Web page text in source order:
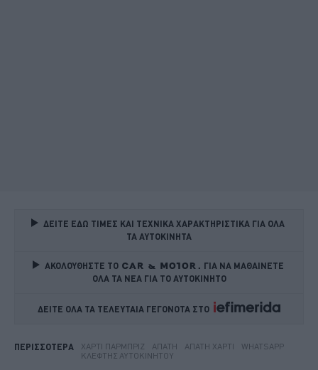
ΔΕΙΤΕ ΕΔΩ ΤΙΜΕΣ ΚΑΙ ΤΕΧΝΙΚΑ ΧΑΡΑΚΤΗΡΙΣΤΙΚΑ ΓΙΑ ΟΛΑ
ΤΑ ΑΥΤΟΚΙΝΗΤΑ
ΑΚΟΛΟΥΘΗΣΤΕ ΤΟ
ΓΙΑ ΝΑ ΜΑΘΑΙΝΕΤΕ
ΟΛΑ ΤΑ ΝΕΑ ΓΙΑ ΤΟ ΑΥΤΟΚΙΝΗΤΟ
ΔΕΙΤΕ ΟΛΑ ΤΑ ΤΕΛΕΥΤΑΙΑ ΓΕΓΟΝΟΤΑ ΣΤΟ
ΠΕΡΙΣΣΟΤΕΡΑ ΧΑΡΤΊ ΠΑΡΜΠΡΊΖ ΑΠΑΤΗ ΑΠΆΤΗ ΧΑΡΤΊ
WHATSAPP
ΚΛΈΦΤΗΣ ΑΥΤΟΚΙΝΉΤΟΥ